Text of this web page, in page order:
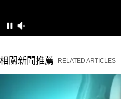
相關新聞推薦 RELATED ARTICLES